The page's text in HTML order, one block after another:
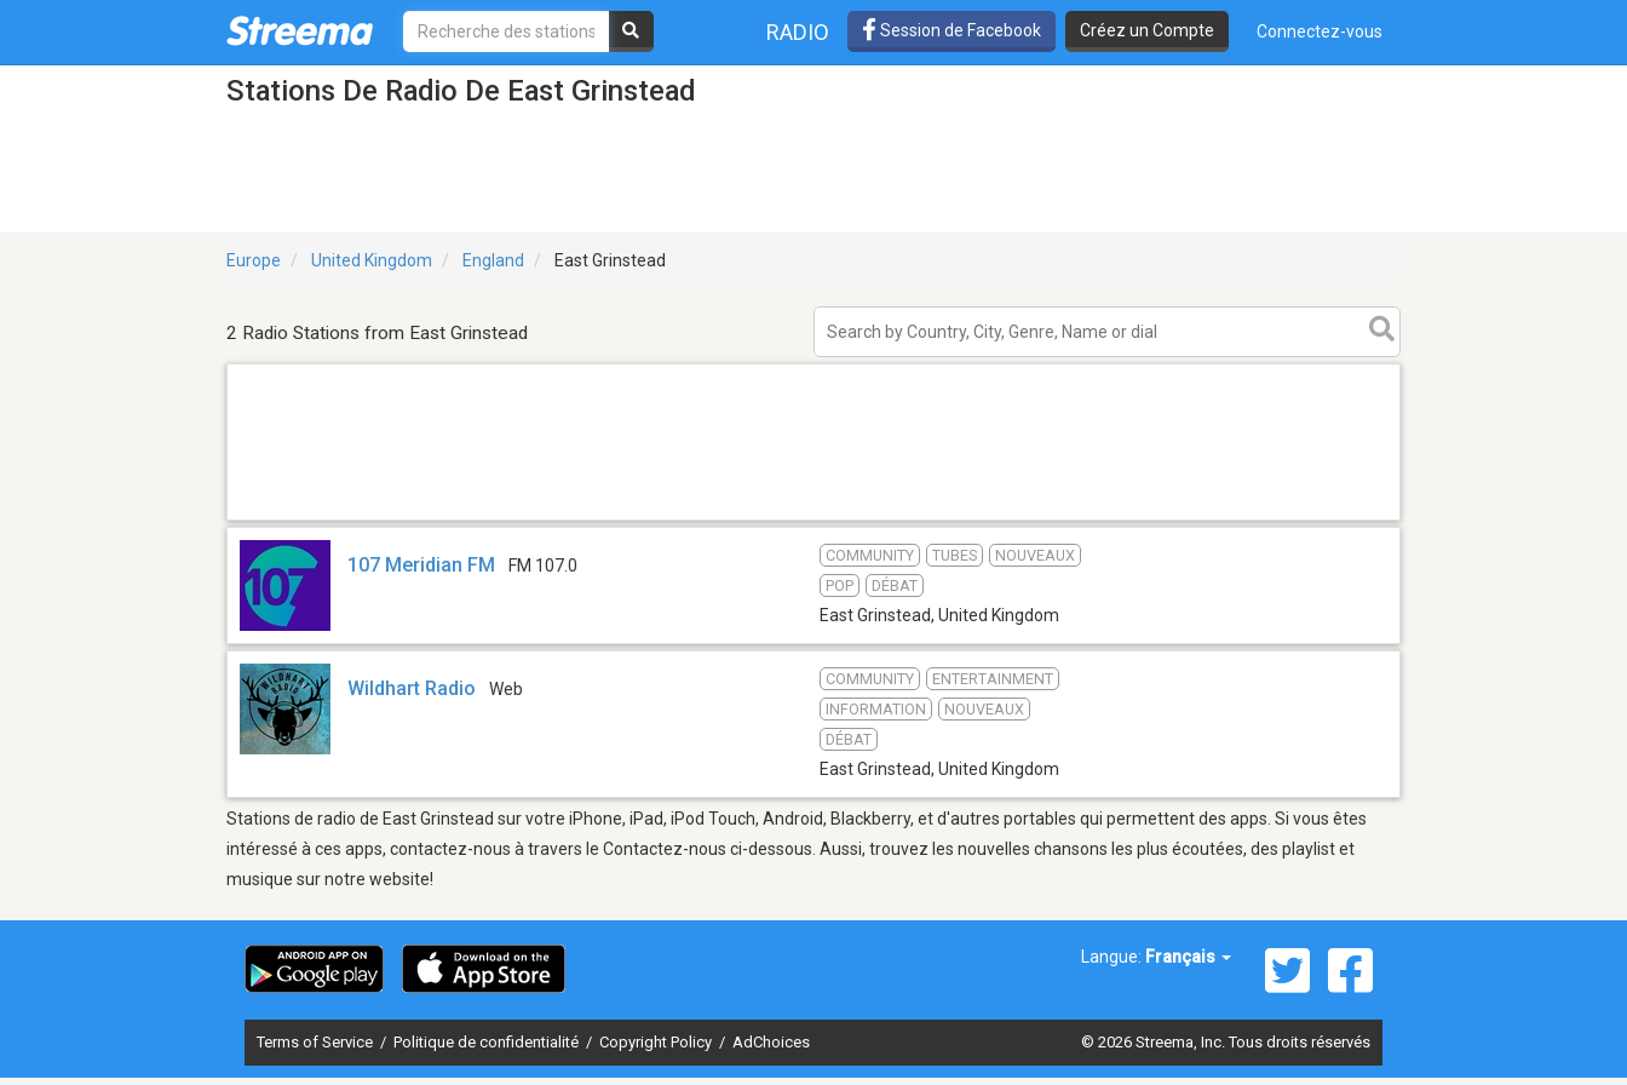
RADIO Session de Facebook Créez un Compte Connectez-vous
Stations De Radio De East Grinstead
Europe United Kingdom England East Grinstead
2 Radio Stations from East Grinstead
107 Meridian FM FM 107.0
COMMUNITY TUBES
NOUVEAUX
POP
DÉBAT
East Grinstead, United Kingdom
Wildhart Radio Web
COMMUNITY
ENTERTAINMENT
INFORMATION
NOUVEAUX
DÉBAT
East Grinstead, United Kingdom
Stations de radio de East Grinstead sur votre iPhone, iPad, iPod Touch, Android, Blackberry, et d'autres portables qui permettent des apps. Si vous êtes
intéressé à ces apps, contactez-nous à travers le Contactez-nous ci-dessous. Aussi, trouvez les nouvelles chansons les plus écoutées, des playlist et
musique sur notre website!
Langue: Français
Terms of Service / Politique de confidentialité / Copyright Policy / AdChoices © 2026 Streema, Inc. Tous droits réservés